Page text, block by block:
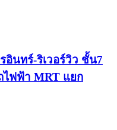
นทร์-ริเวอร์วิว ชั้น7
ไฟฟ้า MRT แยก